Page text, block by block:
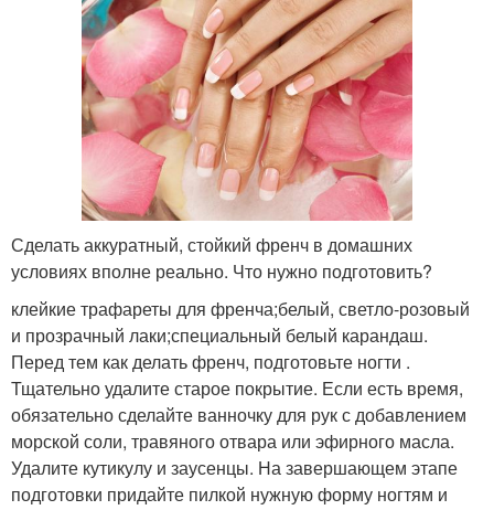
Сделать аккуратный, стойкий френч в домашних
условиях вполне реально. Что нужно подготовить?
клейкие трафареты для френча;белый, светло-розовый
и прозрачный лаки;специальный белый карандаш.
Перед тем как делать френч, подготовьте ногти .
Тщательно удалите старое покрытие. Если есть время,
обязательно сделайте ванночку для рук с добавлением
морской соли, травяного отвара или эфирного масла.
Удалите кутикулу и заусенцы. На завершающем этапе
подготовки придайте пилкой нужную форму ногтям и